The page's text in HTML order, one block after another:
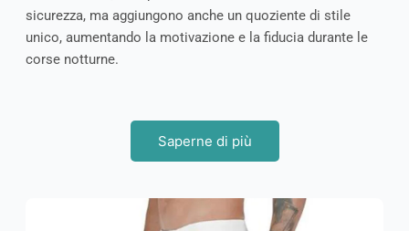
sicurezza, ma aggiungono anche un quoziente di stile
unico, aumentando la motivazione e la fiducia durante le
corse notturne.
Saperne di più